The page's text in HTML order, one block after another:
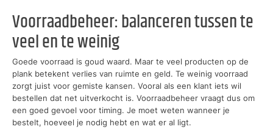
Voorraadbeheer: balanceren tussen te
veel en te weinig
Goede voorraad is goud waard. Maar te veel producten op de
plank betekent verlies van ruimte en geld. Te weinig voorraad
zorgt juist voor gemiste kansen. Vooral als een klant iets wil
bestellen dat net uitverkocht is. Voorraadbeheer vraagt dus om
een goed gevoel voor timing. Je moet weten wanneer je
bestelt, hoeveel je nodig hebt en wat er al ligt.